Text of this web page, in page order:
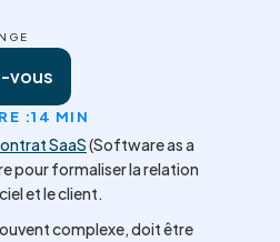
vous
:14 MIN
SaaS(Software as a
pour formaliser la relation
et le client.
complexe, doit être